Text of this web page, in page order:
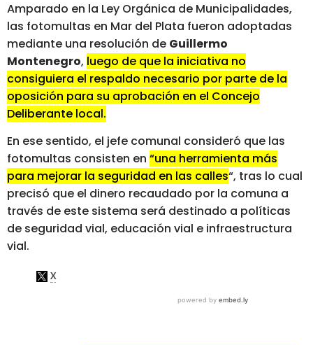
Amparado en la Ley Orgánica de Municipalidades,
las fotomultas en Mar del Plata fueron adoptadas
mediante una resolución de Guillermo
Montenegro, luego de que la iniciativa no
consiguiera el respaldo necesario por parte de la
oposición para su aprobación en el Concejo
Deliberante local.
En ese sentido, el jefe comunal consideró que las
fotomultas consisten en “una herramienta más
para mejorar la seguridad en las calles“, tras lo cual
precisó que el dinero recaudado por la comuna a
través de este sistema será destinado a políticas
de seguridad vial, educación vial e infraestructura
vial.